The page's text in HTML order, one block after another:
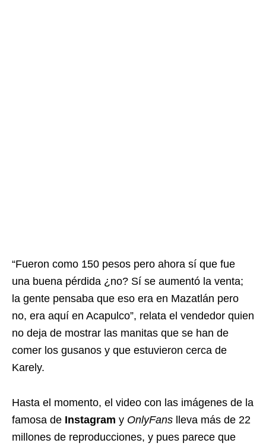
“Fueron como 150 pesos pero ahora sí que fue
una buena pérdida ¿no? Sí se aumentó la venta;
la gente pensaba que eso era en Mazatlán pero
no, era aquí en Acapulco”, relata el vendedor quien
no deja de mostrar las manitas que se han de
comer los gusanos y que estuvieron cerca de
Karely.
Hasta el momento, el video con las imágenes de la
famosa de Instagram y OnlyFans lleva más de 22
millones de reproducciones, y pues parece que